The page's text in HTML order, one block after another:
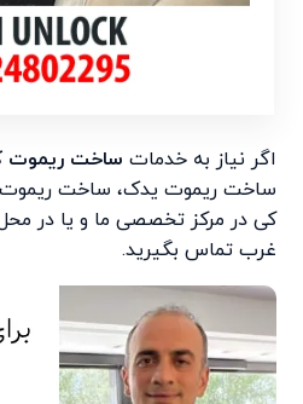
اگر نیاز به خدمات ساخت ریموت
ساخت ریموت یدک، ساخت
کی در مرکز تخصصی ما و یا در محل
غرب تماس بگیرید.